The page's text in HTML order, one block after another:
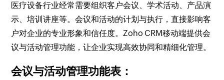
医疗设备行业经常需要组织客户会议、学术活动、产品演
示、培训讲座等。会议和活动的计划与执行，直接影响客
户对企业的专业形象和信任度。Zoho CRM移动端提供会
议与活动管理功能，让企业实现高效协同和精细化管理。
会议与活动管理功能表：